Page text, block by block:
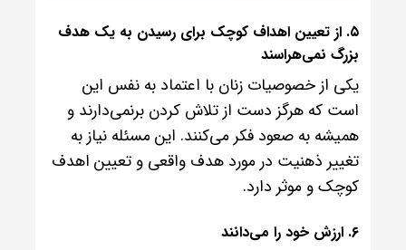
۵. از تعیین اهداف کوچک برای رسیدن به یک هدف
بزرگ نمی‌هراسند
یکی از خصوصیات زنان با اعتماد به نفس این
است که هرگز دست از تلاش کردن برنمی‌دارند و
همیشه به صعود فکر می‌کنند. این مسئله نیاز به
تغییر ذهنیت در مورد هدف واقعی و تعیین اهدف
کوچک و موثر دارد.
۶. ارزش خود را می‌دانند